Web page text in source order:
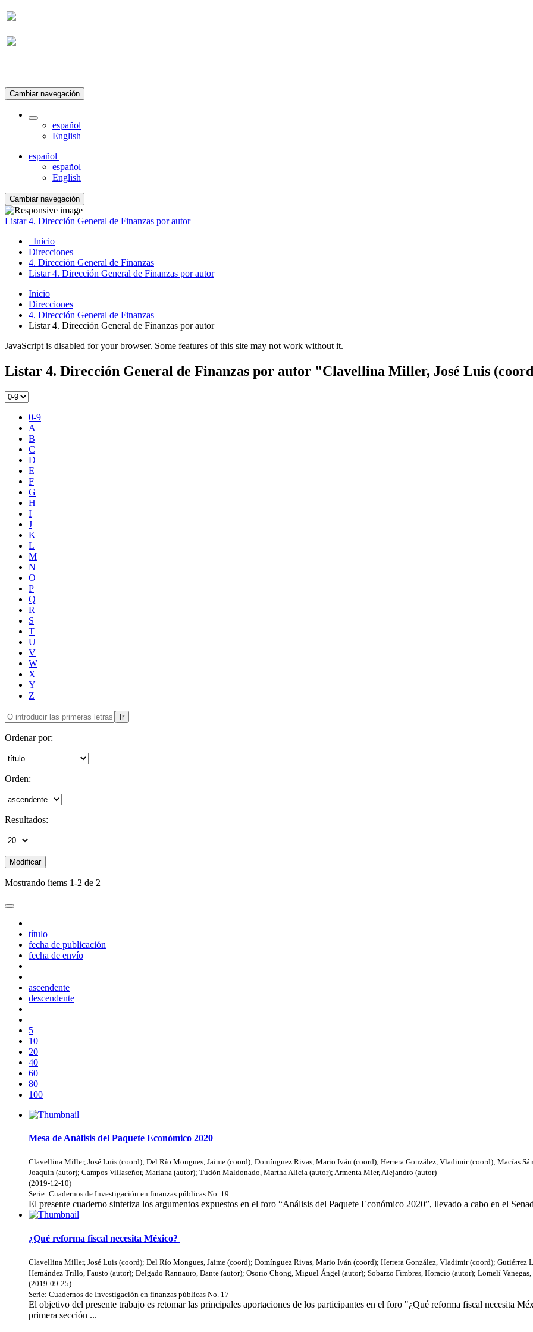
Cambiar navegación
español
English
español
español
English
Cambiar navegación
Listar 4. Dirección General de Finanzas por autor
Inicio
Direcciones
4. Dirección General de Finanzas
Listar 4. Dirección General de Finanzas por autor
Inicio
Direcciones
4. Dirección General de Finanzas
Listar 4. Dirección General de Finanzas por autor
JavaScript is disabled for your browser. Some features of this site may not work without it.
Listar 4. Dirección General de Finanzas por autor "Clavellina Miller, José Luis
0-9
A
B
C
D
E
F
G
H
I
J
K
L
M
N
O
P
Q
R
S
T
U
V
W
X
Y
Z
Ir
Ordenar por:
Orden:
Resultados:
Modificar
Mostrando ítems 1-2 de 2
título
fecha de publicación
fecha de envío
ascendente
descendente
5
10
20
40
60
80
100
Mesa de Análisis del Paquete Económico 2020
Clavellina Miller, José Luis (coord); Del Río Mongues, Jaime (coord); Domínguez Rivas, Mario Iván (coord); Herrera González, Vladimir (coord); Macías
Joaquín (autor); Campos Villaseñor, Mariana (autor); Tudón Maldonado, Martha Alicia (autor); Armenta Mier, Alejandro (autor)
(2019-12-10)
Serie: Cuadernos de Investigación en finanzas públicas No. 19
El presente cuaderno sintetiza los argumentos expuestos en el foro “Análisis del Paquete Económico 2020”, llevado a cabo en el
¿Qué reforma fiscal necesita México?
Clavellina Miller, José Luis (coord); Del Río Mongues, Jaime (coord); Domínguez Rivas, Mario Iván (coord); Herrera González, Vladimir (coord); Gutiérrez
Hernández Trillo, Fausto (autor); Delgado Rannauro, Dante (autor); Osorio Chong, Miguel Ángel (autor); Sobarzo Fimbres, Horacio (autor); Lomelí
(2019-09-25)
Serie: Cuadernos de Investigación en finanzas públicas No. 17
El objetivo del presente trabajo es retomar las principales aportaciones de los participantes en el foro "¿Qué reforma fiscal necesita
primera sección ...